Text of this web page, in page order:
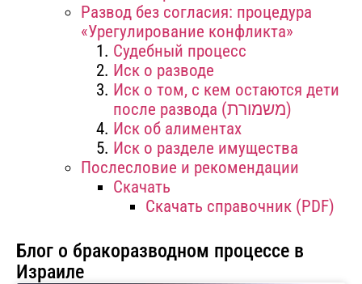
Развод без согласия: процедура
«Урегулирование конфликта»
Судебный процесс
Иск о разводе
Иск о том, с кем остаются дети
после развода (משמורת)
Иск об алиментах
Иск о разделе имущества
Послесловие и рекомендации
Скачать
Скачать справочник (PDF)
Блог о бракоразводном процессе в
Израиле